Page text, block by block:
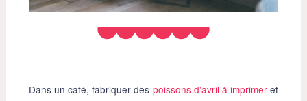
Dans un café, fabriquer des poissons d’avril à imprimeret